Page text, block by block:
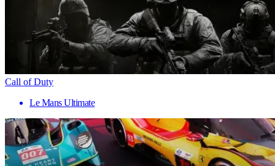
Call of Duty
Le Mans Ultimate